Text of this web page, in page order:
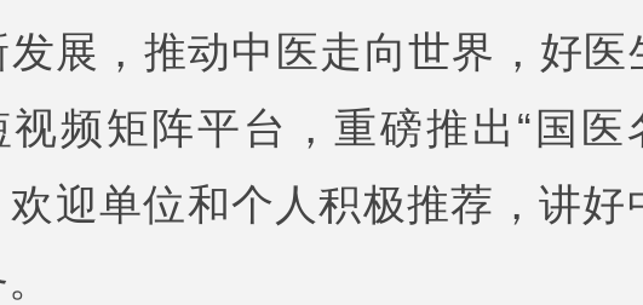
发展，推动中医走向世界，好
视频矩阵平台，重磅推出“国医
欢迎单位和个人积极推荐，讲